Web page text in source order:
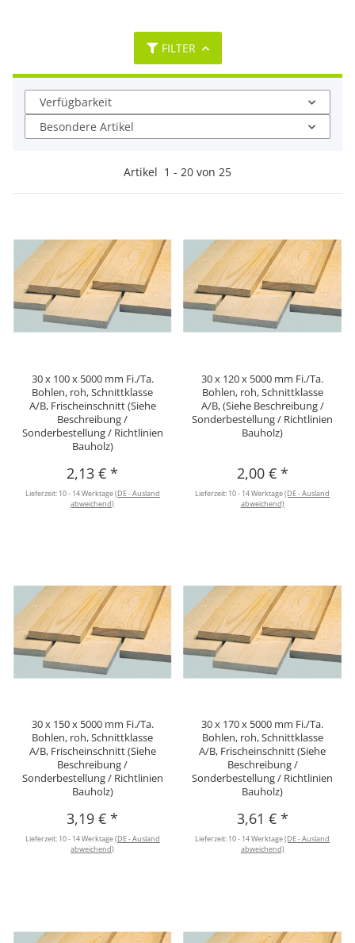
FILTER
Verfügbarkeit
Besondere Artikel
Artikel 1 - 20 von 25
30 x 100 x 5000 mm Fi./Ta.
Bohlen, roh, Schnittklasse
A/B, Frischeinschnitt (Siehe
Beschreibung /
Sonderbestellung / Richtlinien
Bauholz)
2,13 €*
Lieferzeit: 10 - 14 Werktage(DE - Ausland
abweichend)
30 x 120 x 5000 mm Fi./Ta.
Bohlen, roh, Schnittklasse
A/B, (Siehe Beschreibung /
Sonderbestellung / Richtlinien
Bauholz)
2,00 € *
Lieferzeit: 10 - 14 Werktage(DE - Ausland
abweichend)
30 x 150 x 5000 mm Fi./Ta.
Bohlen, roh, Schnittklasse
A/B, Frischeinschnitt (Siehe
Beschreibung /
Sonderbestellung / Richtlinien
Bauholz)
3,19 €*
Lieferzeit: 10 - 14 Werktage(DE - Ausland
abweichend)
30 x 170 x 5000 mm Fi./Ta.
Bohlen, roh, Schnittklasse
A/B, Frischeinschnitt (Siehe
Beschreibung /
Sonderbestellung / Richtlinien
Bauholz)
3,61 € *
Lieferzeit: 10 - 14 Werktage(DE - Ausland
abweichend)